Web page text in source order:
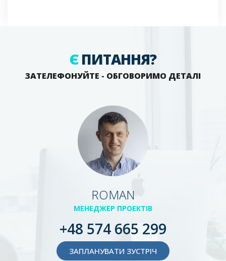
ЄПИТАННЯ?
ЗАТЕЛЕФОНУЙТЕ - ОБГОВОРИМО ДЕТАЛІ
ROMAN
МЕНЕДЖЕР ПРОЕКТІВ
+48 574 665 299
ЗАПЛАНУВАТИ ЗУСТРІЧ